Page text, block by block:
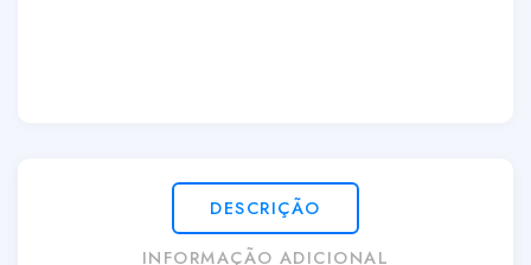
DESCRIÇÃO
INFORMAÇÃO ADICIONAL